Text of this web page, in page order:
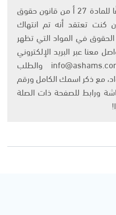
يتم الاستخدام المواد وفقًا للمادة 27 أ من قانون حقوق
والنشر 2007، وإن كنت تعتقد أنه تم انتهاك
في المواد التي تظهر
معنا عبر البريد الإلكتروني
على العنوان التالي: info@ashams.com والطلب
مع ذكر اسمك الكامل ورقم
ورابط للصفحة ذات الصلة